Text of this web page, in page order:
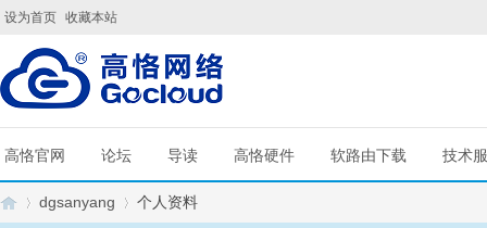
设为首页 收藏本站
高恪官网 论坛 导读 高恪硬件 软路由下载 技术
dgsanyang 个人资料